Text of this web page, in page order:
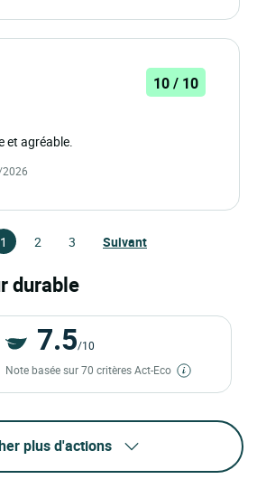
10 / 10
et agréable.
1 2 3 Suivant
durable
7.5/10
Note basée sur 70 critères Act-Eco
plus d'actions